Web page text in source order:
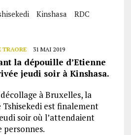
Kinshasa RDC
TRAORE 31 MAI 2019
la dépouille d’Etienne
jeudi soir à Kinshasa.
à Bruxelles, la
est finalement
soir où l’attendaient
personnes.